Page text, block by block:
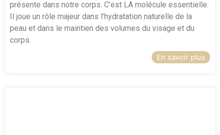
présente dans notre corps. C’est LA molécule essentielle.
Il joue un rôle majeur dans l’hydratation naturelle de la
peau et dans le maintien des volumes du visage et du
corps.
En savoir plus